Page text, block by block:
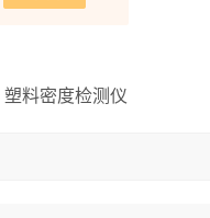
料密度检测仪